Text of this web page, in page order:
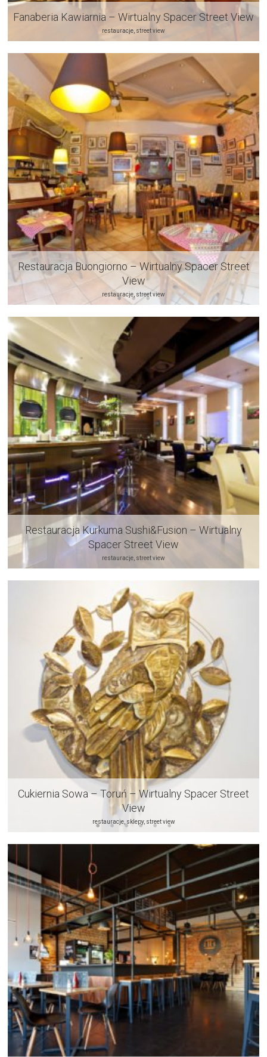
Fanaberia Kawiarnia – Wirtualny Spacer Street View
restauracje, street view
Restauracja Buongiorno – Wirtualny Spacer Street
View
restauracje, street view
Restauracja Kurkuma Sushi&Fusion – Wirtualny
Spacer Street View
restauracje, street view
Cukiernia Sowa – Toruń – Wirtualny Spacer Street
View
restauracje, sklepy, street view